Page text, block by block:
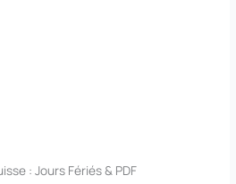
: Jours Fériés & PDF